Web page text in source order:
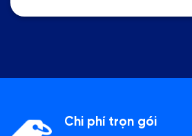
Chi phí trọn gói